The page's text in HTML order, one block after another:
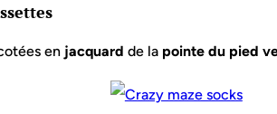
en jacquard de la pointe du pied